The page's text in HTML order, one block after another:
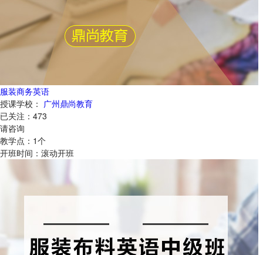
服装商务英语
授课学校： 广州鼎尚教育
已关注： 473
请咨询
教学点： 1个
开班时间： 滚动开班